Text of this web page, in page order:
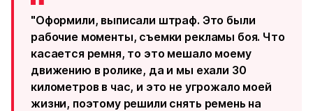
"Оформили, выписали штраф. Это были
рабочие моменты, съемки рекламы боя. Что
касается ремня, то это мешало моему
движению в ролике, да и мы ехали 30
километров в час, и это не угрожало моей
жизни, поэтому решили снять ремень на